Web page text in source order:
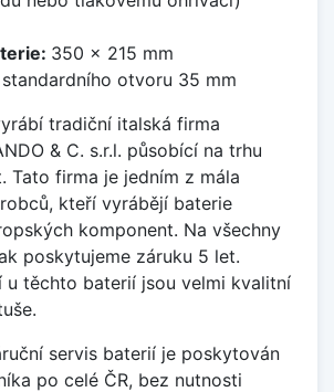
350 x 215 mm
otvoru 35 mm
tradiční italská firma
& C. s.r.l. působící na trhu
Tato firma je jedním z mála
kteří vyrábějí baterie
komponent. Na všechny
poskytujeme záruku 5 let.
u těchto baterií jsou velmi kvalitní
servis baterií je poskytován
po celé ČR, bez nutnosti